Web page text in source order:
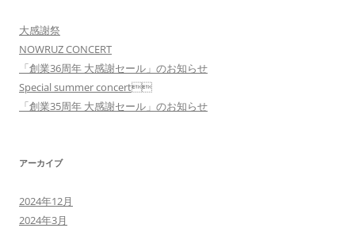
大感謝祭
NOWRUZ CONCERT
「創業36周年 大感謝セール」のお知らせ
Special summer concert
「創業35周年 大感謝セール」のお知らせ
アーカイブ
2024年12月
2024年3月